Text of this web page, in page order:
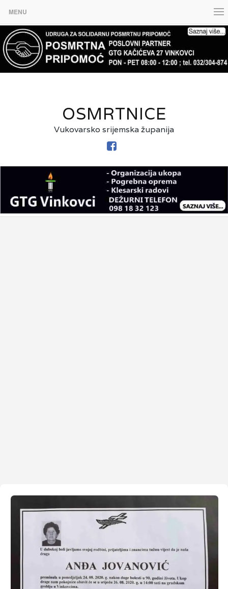
MENU
OSMRTNICE
Vukovarsko srijemska županija